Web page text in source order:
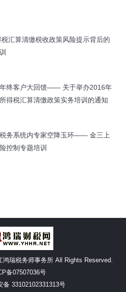
汇算清缴税收政策风险提示背后的
终客户大回馈—— 关于举办2016年
得税汇算清缴政策实务培训的通知
务系统内专家空降玉环—— 金三上
控制专题培训
瑞税务师事务所 All Rights Reserved.
备07507036号
备 33102102331313号